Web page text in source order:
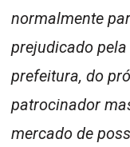
normalmente
prejudicado
prefeitura, do
patrocinador
mercado de